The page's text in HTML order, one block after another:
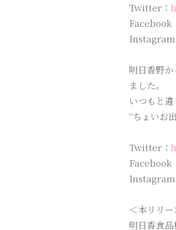
Twitter：
Facebook
明日香野
ました。
いつもと
“ちょいお
Twitter：
Facebook
＜本リリ
明日香食